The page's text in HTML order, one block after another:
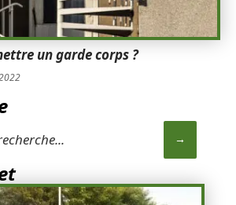
un garde corps ?